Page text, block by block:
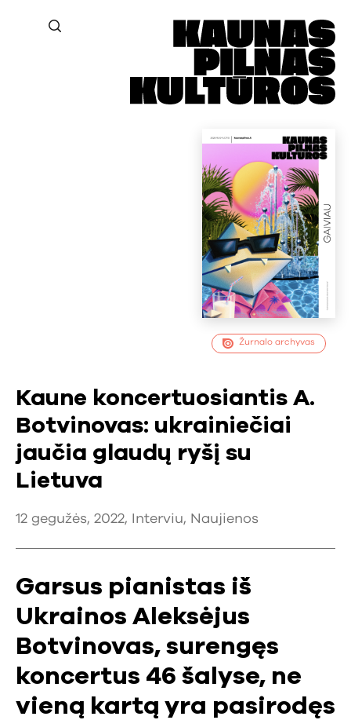
Žurnalo archyvas
Kaune koncertuosiantis A.
Botvinovas: ukrainiečiai
jaučia glaudų ryšį su
Lietuva
12 gegužės, 2022, Interviu, Naujienos
Garsus pianistas iš
Ukrainos Aleksėjus
Botvinovas, surengęs
koncertus 46 šalyse, ne
vieną kartą yra pasirodęs